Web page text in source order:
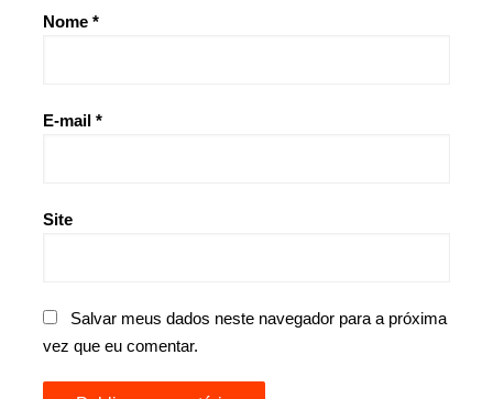
Nome *
E-mail *
Site
Salvar meus dados neste navegador para a próxima
vez que eu comentar.